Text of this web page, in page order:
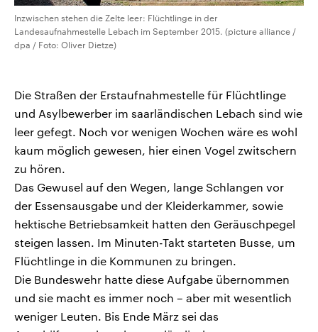
Inzwischen stehen die Zelte leer: Flüchtlinge in der
Landesaufnahmestelle Lebach im September 2015. (picture alliance /
dpa / Foto: Oliver Dietze)
Die Straßen der Erstaufnahmestelle für Flüchtlinge
und Asylbewerber im saarländischen Lebach sind wie
leer gefegt. Noch vor wenigen Wochen wäre es wohl
kaum möglich gewesen, hier einen Vogel zwitschern
zu hören.
Das Gewusel auf den Wegen, lange Schlangen vor
der Essensausgabe und der Kleiderkammer, sowie
hektische Betriebsamkeit hatten den Geräuschpegel
steigen lassen. Im Minuten-Takt starteten Busse, um
Flüchtlinge in die Kommunen zu bringen.
Die Bundeswehr hatte diese Aufgabe übernommen
und sie macht es immer noch – aber mit wesentlich
weniger Leuten. Bis Ende März sei das